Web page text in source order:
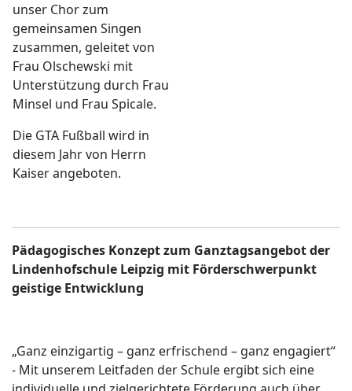
unser Chor zum
gemeinsamen Singen
zusammen, geleitet von
Frau Olschewski mit
Unterstützung durch Frau
Minsel und Frau Spicale.
Die GTA Fußball wird in
diesem Jahr von Herrn
Kaiser angeboten.
Pädagogisches Konzept zum Ganztagsangebot der
Lindenhofschule Leipzig mit Förderschwerpunkt
geistige Entwicklung
„Ganz einzigartig – ganz erfrischend – ganz engagiert“
- Mit unserem Leitfaden der Schule ergibt sich eine